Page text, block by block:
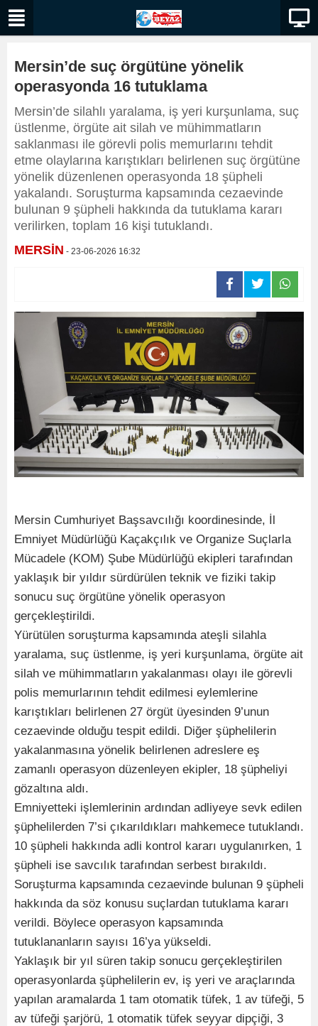
Mersin’de suç örgütüne yönelik
operasyonda 16 tutuklama
Mersin’de silahlı yaralama, iş yeri kurşunlama, suç
üstlenme, örgüte ait silah ve mühimmatların
saklanması ile görevli polis memurlarını tehdit
etme olaylarına karıştıkları belirlenen suç örgütüne
yönelik düzenlenen operasyonda 18 şüpheli
yakalandı. Soruşturma kapsamında cezaevinde
bulunan 9 şüpheli hakkında da tutuklama kararı
verilirken, toplam 16 kişi tutuklandı.
MERSİN - 23-06-2026 16:32
Mersin Cumhuriyet Başsavcılığı koordinesinde, İl
Emniyet Müdürlüğü Kaçakçılık ve Organize Suçlarla
Mücadele (KOM) Şube Müdürlüğü ekipleri tarafından
yaklaşık bir yıldır sürdürülen teknik ve fiziki takip
sonucu suç örgütüne yönelik operasyon
gerçekleştirildi.
Yürütülen soruşturma kapsamında ateşli silahla
yaralama, suç üstlenme, iş yeri kurşunlama, örgüte ait
silah ve mühimmatların yakalanması olayı ile görevli
polis memurlarının tehdit edilmesi eylemlerine
karıştıkları belirlenen 27 örgüt üyesinden 9’unun
cezaevinde olduğu tespit edildi. Diğer şüphelilerin
yakalanmasına yönelik belirlenen adreslere eş
zamanlı operasyon düzenleyen ekipler, 18 şüpheliyi
gözaltına aldı.
Emniyetteki işlemlerinin ardından adliyeye sevk edilen
şüphelilerden 7’si çıkarıldıkları mahkemece tutuklandı.
10 şüpheli hakkında adli kontrol kararı uygulanırken, 1
şüpheli ise savcılık tarafından serbest bırakıldı.
Soruşturma kapsamında cezaevinde bulunan 9 şüpheli
hakkında da söz konusu suçlardan tutuklama kararı
verildi. Böylece operasyon kapsamında
tutuklananların sayısı 16’ya yükseldi.
Yaklaşık bir yıl süren takip sonucu gerçekleştirilen
operasyonlarda şüphelilerin ev, iş yeri ve araçlarında
yapılan aramalarda 1 tam otomatik tüfek, 1 av tüfeği, 5
av tüfeği şarjörü, 1 otomatik tüfek seyyar dipçiği, 3